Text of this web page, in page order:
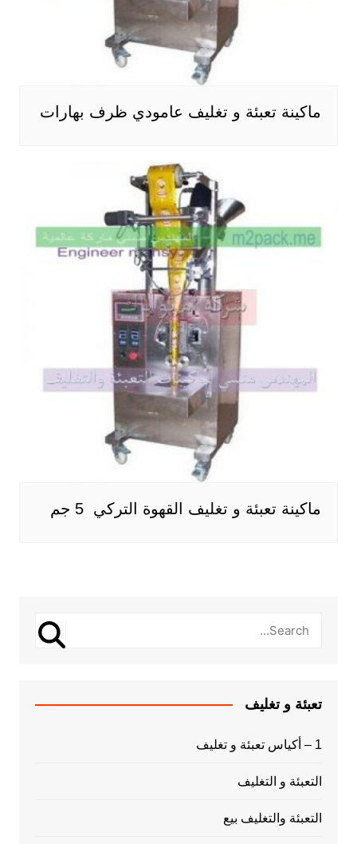
ماكينة تعبئة و تغليف عامودي ظرف بهارات
ماكينة تعبئة و تغليف القهوة التركي 5 جم
تعبئة و تغليف
1 – أكياس تعبئة و تغليف
التعبئة و التغليف
التعبئة والتغليف بيع